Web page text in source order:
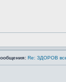
Re: ЗДОРОВ